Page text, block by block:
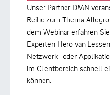
Unser Partner DMN
Reihe zum Thema
dem Webinar erfahren
Experten Hero van
Netzwerk- oder
im Clientbereich schnell
können.